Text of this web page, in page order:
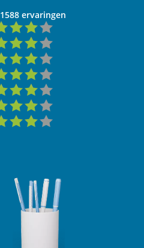
1588 ervaringen